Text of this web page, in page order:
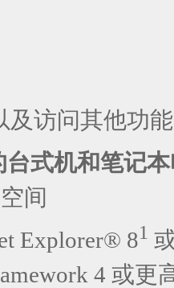
及访问其他功
式机和笔记
间
Explorer® 81
4 或更